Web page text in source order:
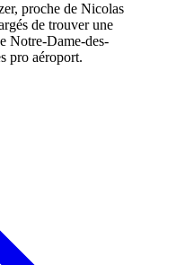
proche de Nicolas
de trouver une
Notre-Dame-des-
pro aéroport.